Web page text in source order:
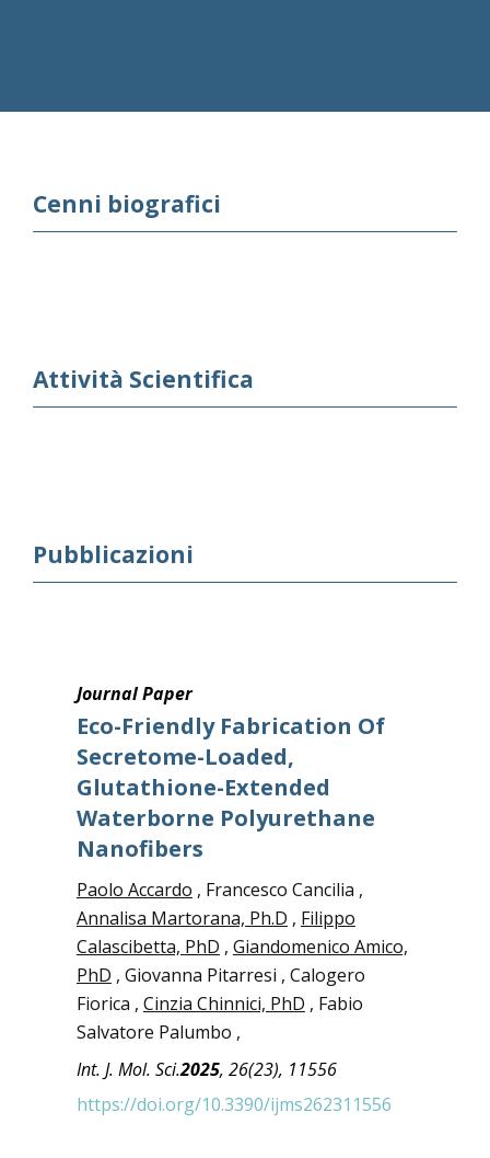
Cenni biografici
Attività Scientifica
Pubblicazioni
Journal Paper
Eco-Friendly Fabrication Of
Secretome-Loaded,
Glutathione-Extended
Waterborne Polyurethane
Nanofibers
Paolo Accardo , Francesco Cancilia ,
Annalisa Martorana, Ph.D , Filippo
Calascibetta, PhD , Giandomenico Amico,
PhD , Giovanna Pitarresi , Calogero
Fiorica , Cinzia Chinnici, PhD , Fabio
Salvatore Palumbo ,
Int. J. Mol. Sci.2025, 26(23), 11556
https://doi.org/10.3390/ijms262311556